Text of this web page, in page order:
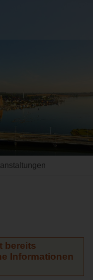
bereits
Informationen